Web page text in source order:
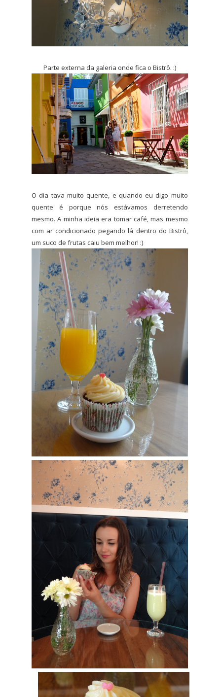
Parte externa da galeria onde fica o Bistrô. :)
O dia tava muito quente, e quando eu digo muito
quente é porque nós estávamos derretendo
mesmo. A minha ideia era tomar café, mas mesmo
com ar condicionado pegando lá dentro do Bistrô,
um suco de frutas caiu bem melhor! :)